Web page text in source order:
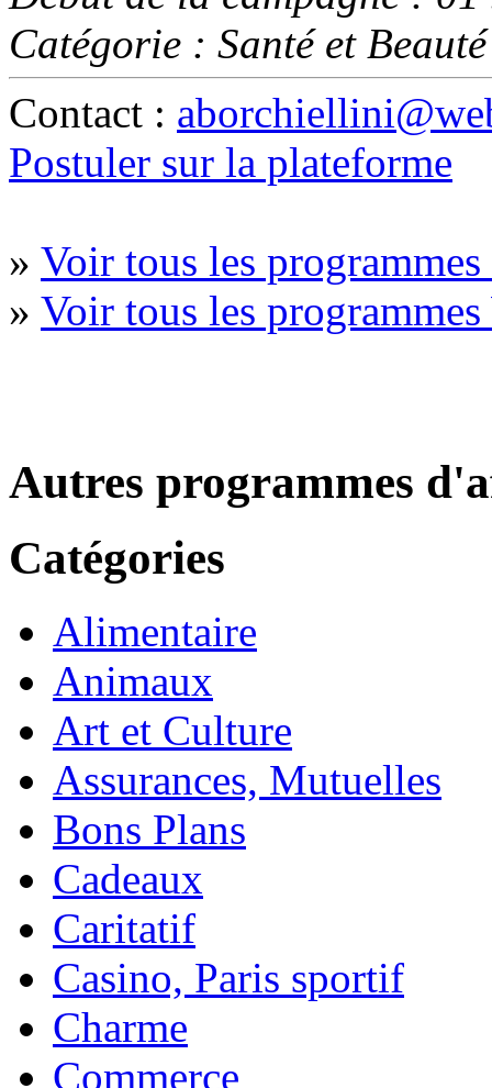
Catégorie : Santé et Beauté
Contact :
Postuler sur la plateforme
» Voir tous les
» Voir tous les
Autres programmes
Catégories
Alimentaire
Animaux
Art et Culture
Assurances, Mutuelles
Bons Plans
Cadeaux
Caritatif
Casino, Paris sportif
Charme
Commerce